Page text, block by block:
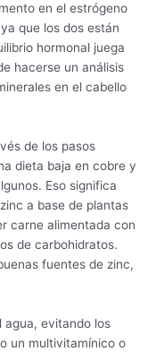
en el estrógeno
que los dos están
hormonal juega
hacerse un análisis
en el cabello
de los pasos
dieta baja en cobre y
Eso significa
a base de plantas
carne alimentada con
de carbohidratos.
fuentes de zinc,
agua, evitando los
un multivitamínico o